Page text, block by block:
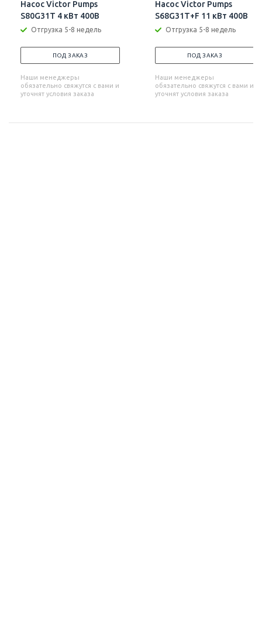
Насос Victor Pumps
S80G31T 4 кВт 400В
Отгрузка 5-8 недель
ПОД ЗАКАЗ
Наши менеджеры
обязательно свяжутся с вами и
уточнят условия заказа
Насос Victor Pumps
S68G31T+F 11 кВт 400В
Отгрузка 5-8 недель
ПОД ЗАКАЗ
Наши менеджеры
обязательно свяжутся с вами и
уточнят условия заказа